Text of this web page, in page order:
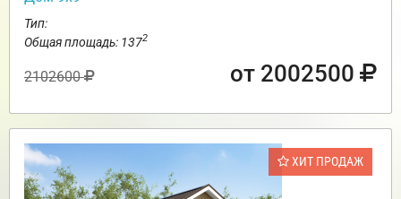
Тип:
Общая площадь: 1372
2102600 от 2002500
ХИТ ПРОДАЖ